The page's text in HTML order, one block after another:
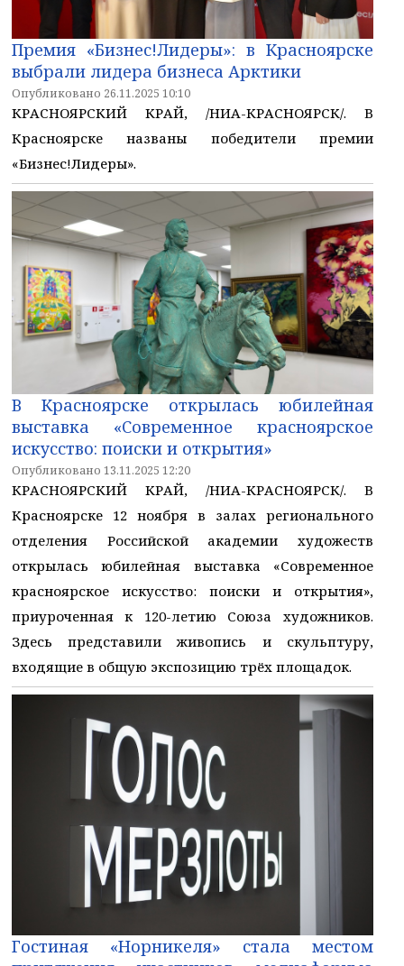
Премия «Бизнес!Лидеры»: в Красноярске
выбрали лидера бизнеса Арктики
Опубликовано 26.11.2025 10:10
КРАСНОЯРСКИЙ КРАЙ, /НИА-КРАСНОЯРСК/. В
Красноярске названы победители премии
«Бизнес!Лидеры».
В Красноярске открылась юбилейная
выставка «Современное красноярское
искусство: поиски и открытия»
Опубликовано 13.11.2025 12:20
КРАСНОЯРСКИЙ КРАЙ, /НИА-КРАСНОЯРСК/. В
Красноярске 12 ноября в залах регионального
отделения Российской академии художеств
открылась юбилейная выставка «Современное
красноярское искусство: поиски и открытия»,
приуроченная к 120-летию Союза художников.
Здесь представили живопись и скульптуру,
входящие в общую экспозицию трёх площадок.
Гостиная «Норникеля» стала местом